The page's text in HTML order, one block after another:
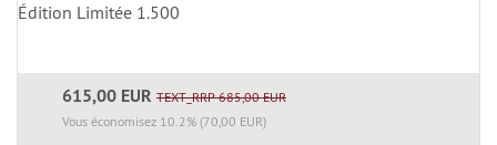
Édition Limitée 1.500
615,00 EUR TEXT_RRP 685,00 EUR
Vous économisez 10.2% (70,00 EUR)